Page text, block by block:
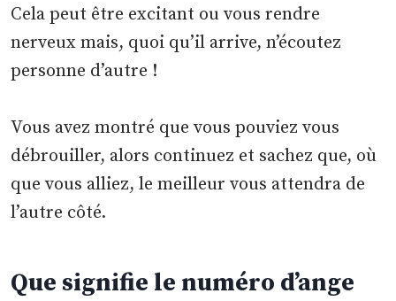
Cela peut être excitant ou vous rendre
nerveux mais, quoi qu’il arrive, n’écoutez
personne d’autre !
Vous avez montré que vous pouviez vous
débrouiller, alors continuez et sachez que, où
que vous alliez, le meilleur vous attendra de
l’autre côté.
Que signifie le numéro d’ange